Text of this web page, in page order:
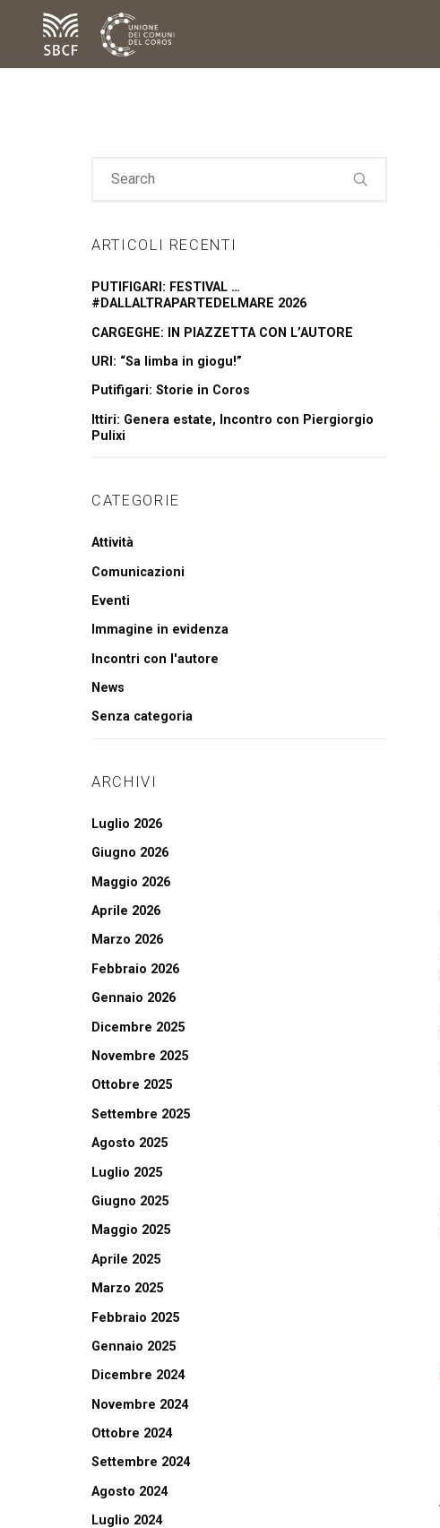
ARTICOLI RECENTI
PUTIFIGARI: FESTIVAL …
#DALLALTRAPARTEDELMARE 2026
CARGEGHE: IN PIAZZETTA CON L’AUTORE
URI: “Sa limba in giogu!”
Putifigari: Storie in Coros
Ittiri: Genera estate, Incontro con Piergiorgio
Pulixi
CATEGORIE
Attività
Comunicazioni
Eventi
Immagine in evidenza
Incontri con l'autore
News
Senza categoria
ARCHIVI
Luglio 2026
Giugno 2026
Maggio 2026
Aprile 2026
Marzo 2026
Febbraio 2026
Gennaio 2026
Dicembre 2025
Novembre 2025
Ottobre 2025
Settembre 2025
Agosto 2025
Luglio 2025
Giugno 2025
Maggio 2025
Aprile 2025
Marzo 2025
Febbraio 2025
Gennaio 2025
Dicembre 2024
Novembre 2024
Ottobre 2024
Settembre 2024
Agosto 2024
Luglio 2024